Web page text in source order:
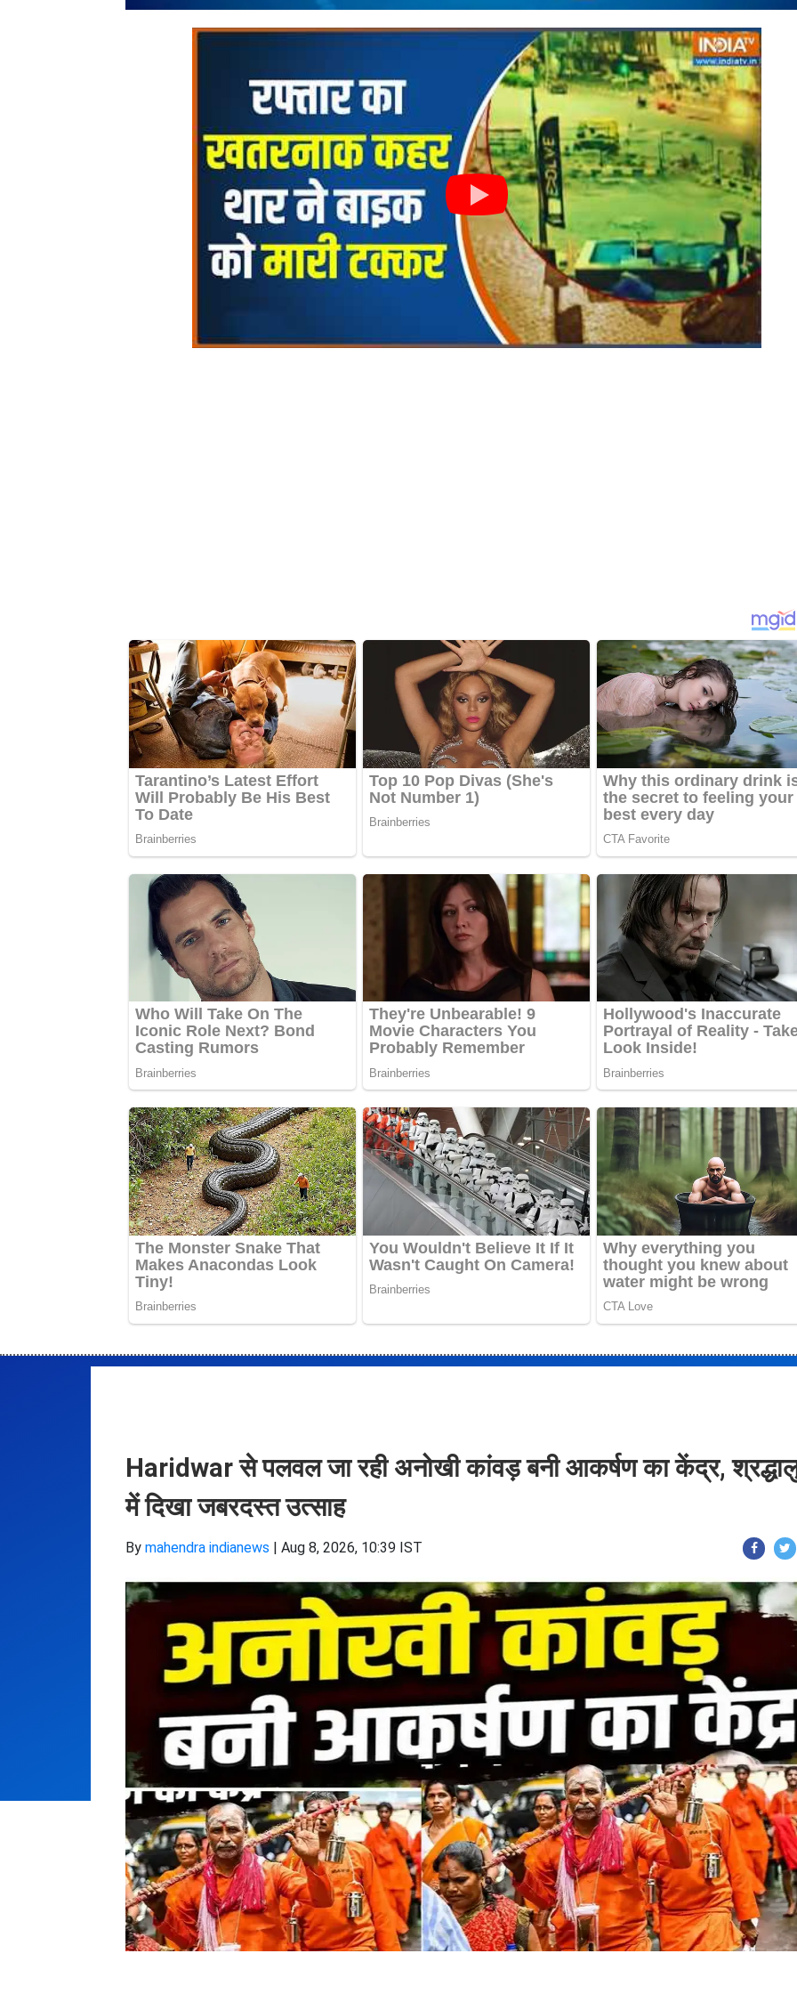
Haridwar से पलवल जा रही अनोखी कांवड़ बनी आकर्षण का केंद्र,
में दिखा जबरदस्त उत्साह
By mahendra indianews | Aug 8, 2026, 10:39 IST